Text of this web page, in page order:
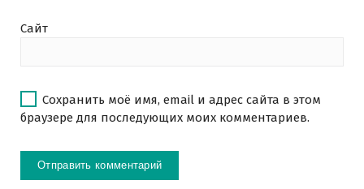
Сайт
Сохранить моё имя, email и адрес сайта в этом
браузере для последующих моих комментариев.